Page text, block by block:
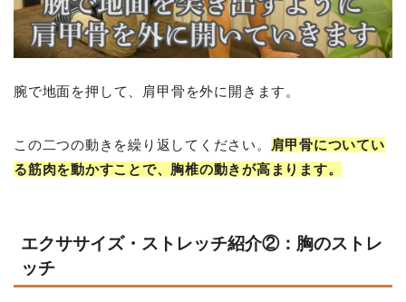
腕で地面を押して、肩甲骨を外に開きます。
この二つの動きを繰り返してください。 肩甲骨についてい
る筋肉を動かすことで、胸椎の動きが高まります。
エクササイズ・ストレッチ紹介②：胸のストレ
ッチ